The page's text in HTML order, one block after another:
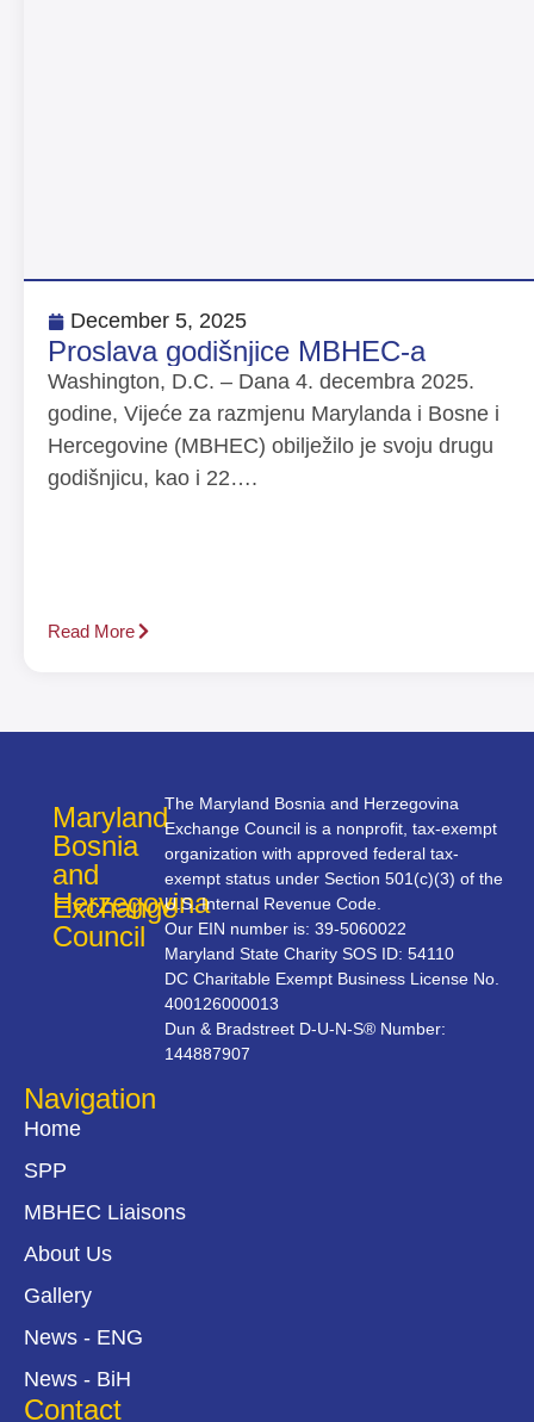
December 5, 2025
Proslava godišnjice MBHEC-a
Washington, D.C. – Dana 4. decembra 2025.
godine, Vijeće za razmjenu Marylanda i Bosne i
Hercegovine (MBHEC) obilježilo je svoju drugu
godišnjicu, kao i 22….
Read More
Maryland
Bosnia
and
Herzegovina
Exchange
Council
The Maryland Bosnia and Herzegovina
Exchange Council is a nonprofit, tax-exempt
organization with approved federal tax-
exempt status under Section 501(c)(3) of the
U.S. Internal Revenue Code.
Our EIN number is: 39-5060022
Maryland State Charity SOS ID: 54110
DC Charitable Exempt Business License No.
400126000013
Dun & Bradstreet D-U-N-S® Number:
144887907
Navigation
Home
SPP
MBHEC Liaisons
About Us
Gallery
News - ENG
News - BiH
Contact